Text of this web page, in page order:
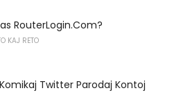
RouterLogin.Com?
KAJ RETO
Twitter Parodaj Kontoj